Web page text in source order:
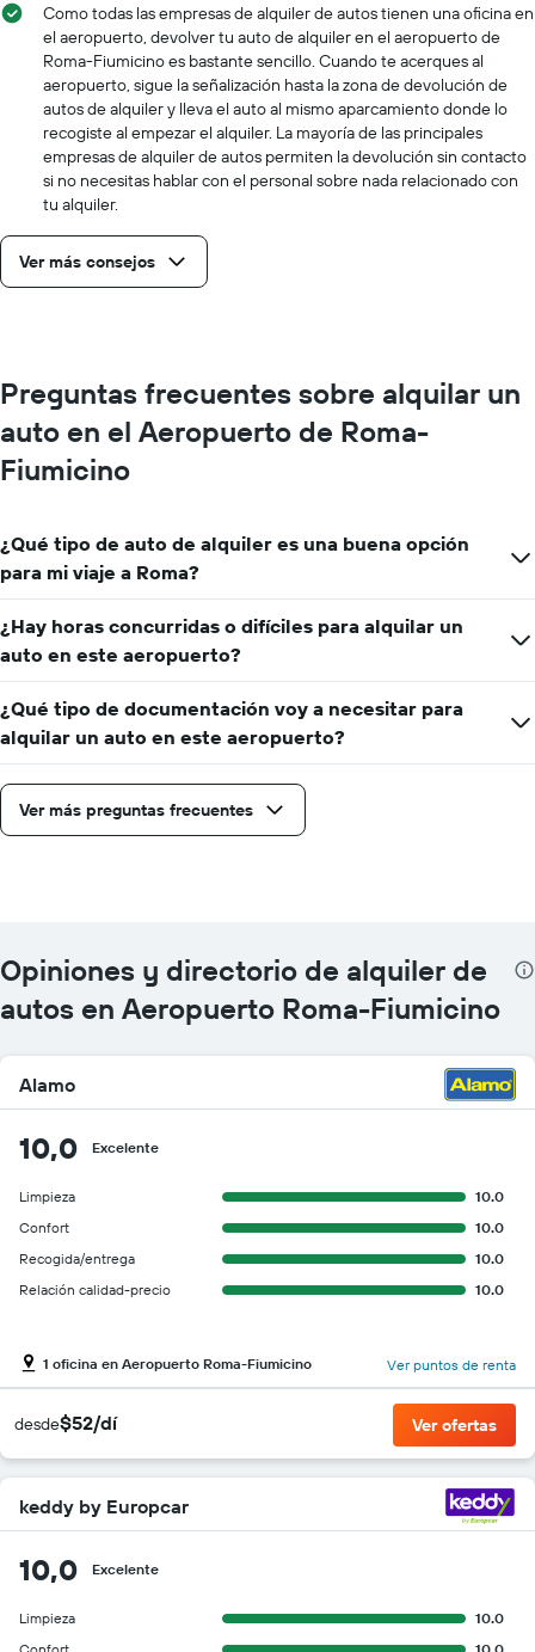
Como todas las empresas de alquiler de autos tienen una oficina en
el aeropuerto, devolver tu auto de alquiler en el aeropuerto de
Roma-Fiumicino es bastante sencillo. Cuando te acerques al
aeropuerto, sigue la señalización hasta la zona de devolución de
autos de alquiler y lleva el auto al mismo aparcamiento donde lo
recogiste al empezar el alquiler. La mayoría de las principales
empresas de alquiler de autos permiten la devolución sin contacto
si no necesitas hablar con el personal sobre nada relacionado con
tu alquiler.
Ver más consejos
Preguntas frecuentes sobre alquilar un
auto en el Aeropuerto de Roma-
Fiumicino
¿Qué tipo de auto de alquiler es una buena opción
para mi viaje a Roma?
¿Hay horas concurridas o difíciles para alquilar un
auto en este aeropuerto?
¿Qué tipo de documentación voy a necesitar para
alquilar un auto en este aeropuerto?
Ver más preguntas frecuentes
Opiniones y directorio de alquiler de
autos en Aeropuerto Roma-Fiumicino
Alamo
10,0 Excelente
Limpieza
10.0
Confort
10.0
Recogida/entrega
10.0
Relación calidad-precio
10.0
1 oficina en Aeropuerto Roma-Fiumicino Ver puntos de renta
desde$52/dí Ver ofertas
keddy by Europcar
10,0 Excelente
Limpieza
10.0